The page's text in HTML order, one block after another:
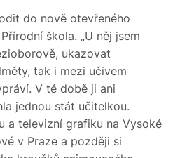
do nově otevřeného
škola. „U něj jsem
ukazovat
tak i mezi učivem
V té době ji ani
jednou stát učitelkou.
a televizní grafiku na Vysoké
v Praze a později si